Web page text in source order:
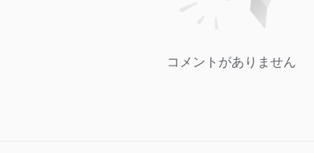
コメントがありません